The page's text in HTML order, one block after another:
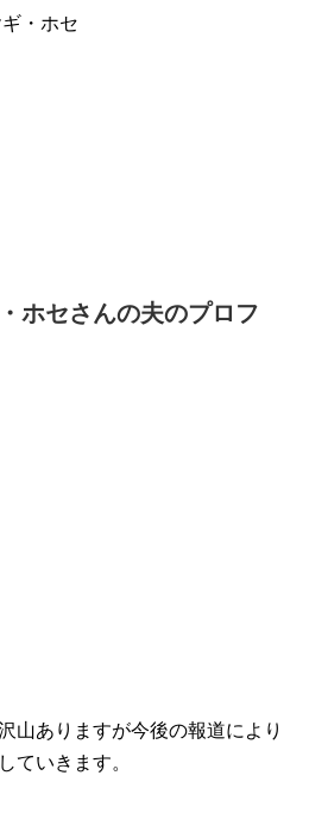
・ホセ
ホセさんの夫のプロフ
山ありますが今後の報道により
ていきます。